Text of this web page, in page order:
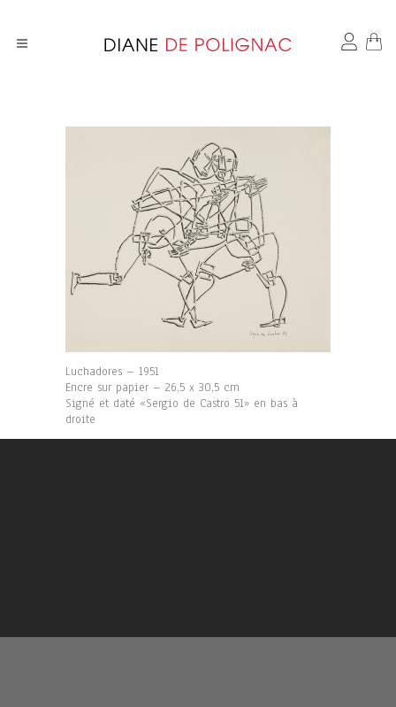
Luchadores – 1951
Encre sur papier – 26,5 x 30,5 cm
Signé et daté «Sergio de Castro 51» en bas à
droite